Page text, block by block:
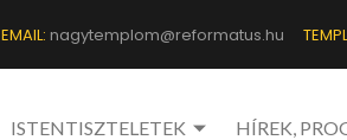
EMAIL: nagytemplom@reformatus.hu
ISTENTISZTELETEK HÍREK,